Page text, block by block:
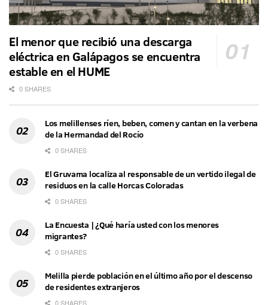
El menor que recibió una descarga
eléctrica en Galápagos se encuentra
estable en el HUME
0 SHARES
Los melillenses ríen, beben, comen y cantan en la verbena
de la Hermandad del Rocío
0 SHARES
El Gruvama localiza al responsable de un vertido ilegal de
residuos en la calle Horcas Coloradas
0 SHARES
La Encuesta | ¿Qué haría usted con los menores
migrantes?
0 SHARES
Melilla pierde población en el último año por el descenso
de residentes extranjeros
0 SHARES